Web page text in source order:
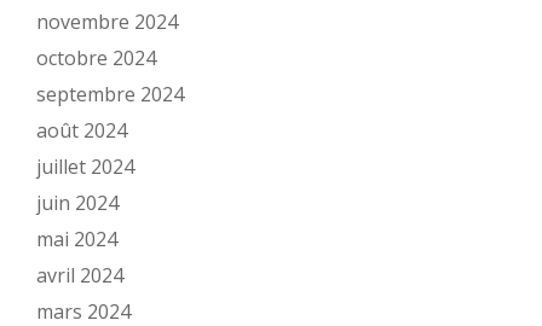
novembre 2024
octobre 2024
septembre 2024
août 2024
juillet 2024
juin 2024
mai 2024
avril 2024
mars 2024